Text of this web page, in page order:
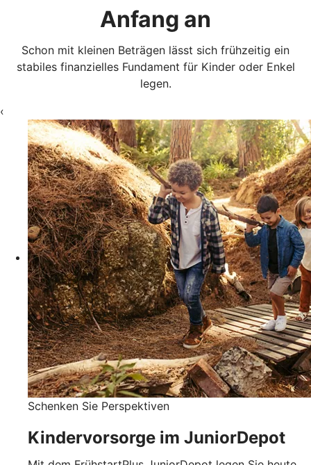
Anfang an
Schon mit kleinen Beträgen lässt sich frühzeitig ein
stabiles finanzielles Fundament für Kinder oder Enkel
legen.
‹
Schenken Sie Perspektiven
Kindervorsorge im JuniorDepot